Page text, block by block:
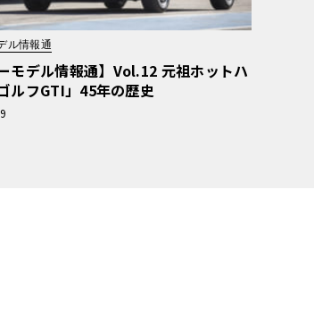
ル情報通
モデル情報通】Vol.12 元祖ホットハ
ルフGTI」45年の歴史